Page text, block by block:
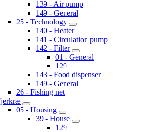
139 - Air pump
149 - General
25 - Technology
140 - Heater
141 - Circulation pump
142 - Filter
01 - General
129
143 - Food dispenser
149 - General
26 - Fishing net
05 - Housing
39 - House
129